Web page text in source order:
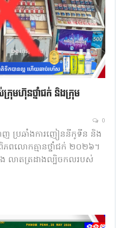
រុមហ៊ុនថ្នាំជក់ និងក្រុម
0
ាញ ប្រឆាំងការញៀននីកូទីន និង
ពិភពលោកគ្មានថ្នាំជក់ ២០២៦។
លាតត្រដាងល្បិចកលរបស់